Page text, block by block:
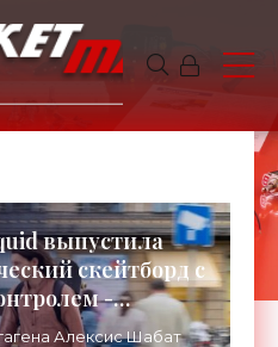
выпустила
скейтборд с
-
Алексис Шабат